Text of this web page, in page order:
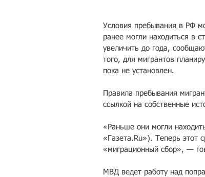
Условия пребывания в РФ
ранее могли находиться в
увеличить до года,
того, для мигрантов
пока не установлен.
Правила пребывания
ссылкой на собственные
«Раньше они могли
«Газета.Ru»). Теперь этот
«миграционный сбор», —
МВД ведет работу над